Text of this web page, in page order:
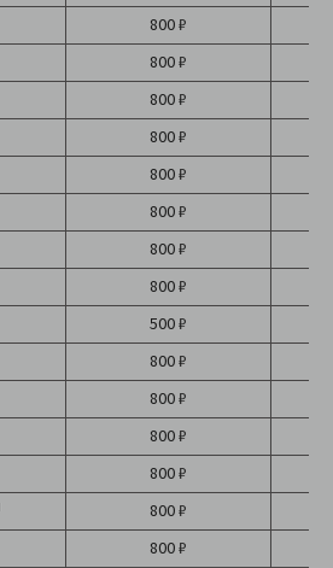
800 ₽
800 ₽
800 ₽
800 ₽
800 ₽
800 ₽
800 ₽
800 ₽
500 ₽
800 ₽
800 ₽
800 ₽
800 ₽
800 ₽
800 ₽